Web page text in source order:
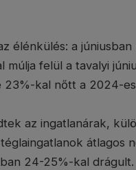
élénkülés: a
múlja felül a tavalyi
23%-kal nőtt a 2024-
az ingatlanárak,
átlagos
24-25%-kal